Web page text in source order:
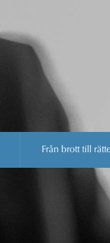
Från brott till